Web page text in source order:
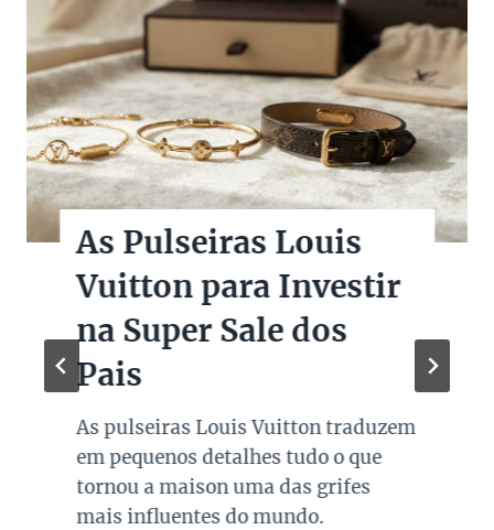
As Pulseiras Louis
Vuitton para Investir
na Super Sale dos
Pais
As pulseiras Louis Vuitton traduzem
em pequenos detalhes tudo o que
tornou a maison uma das grifes
mais influentes do mundo.